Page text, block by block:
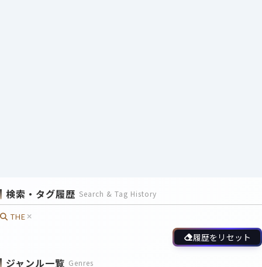
検索・タグ履歴 Search & Tag History
THE
履歴をリセット
ジャンル一覧 Genres